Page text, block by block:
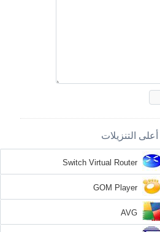
أعلى التنزيلات
Switch Virtual Router
GOM Player
AVG